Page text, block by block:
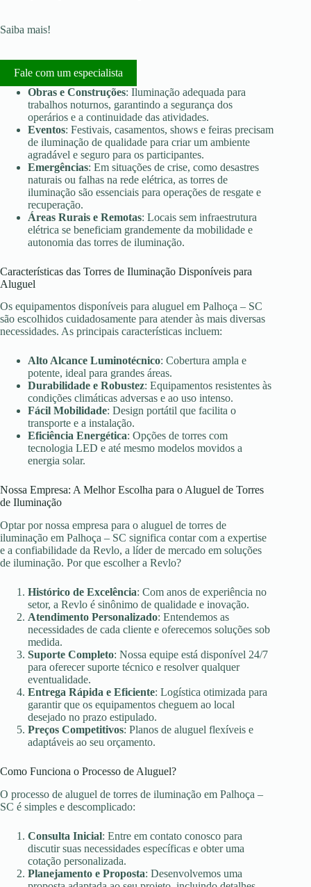
Saiba mais!
Fale com um especialista
Obras e Construções: Iluminação adequada para
trabalhos noturnos, garantindo a segurança dos
operários e a continuidade das atividades.
Eventos: Festivais, casamentos, shows e feiras precisam
de iluminação de qualidade para criar um ambiente
agradável e seguro para os participantes.
Emergências: Em situações de crise, como desastres
naturais ou falhas na rede elétrica, as torres de
iluminação são essenciais para operações de resgate e
recuperação.
Áreas Rurais e Remotas: Locais sem infraestrutura
elétrica se beneficiam grandemente da mobilidade e
autonomia das torres de iluminação.
Características das Torres de Iluminação Disponíveis para
Aluguel
Os equipamentos disponíveis para aluguel em Palhoça – SC
são escolhidos cuidadosamente para atender às mais diversas
necessidades. As principais características incluem:
Alto Alcance Luminotécnico: Cobertura ampla e
potente, ideal para grandes áreas.
Durabilidade e Robustez: Equipamentos resistentes às
condições climáticas adversas e ao uso intenso.
Fácil Mobilidade: Design portátil que facilita o
transporte e a instalação.
Eficiência Energética: Opções de torres com
tecnologia LED e até mesmo modelos movidos a
energia solar.
Nossa Empresa: A Melhor Escolha para o Aluguel de Torres
de Iluminação
Optar por nossa empresa para o aluguel de torres de
iluminação em Palhoça – SC significa contar com a expertise
e a confiabilidade da Revlo, a líder de mercado em soluções
de iluminação. Por que escolher a Revlo?
Histórico de Excelência: Com anos de experiência no
setor, a Revlo é sinônimo de qualidade e inovação.
Atendimento Personalizado: Entendemos as
necessidades de cada cliente e oferecemos soluções sob
medida.
Suporte Completo: Nossa equipe está disponível 24/7
para oferecer suporte técnico e resolver qualquer
eventualidade.
Entrega Rápida e Eficiente: Logística otimizada para
garantir que os equipamentos cheguem ao local
desejado no prazo estipulado.
Preços Competitivos: Planos de aluguel flexíveis e
adaptáveis ao seu orçamento.
Como Funciona o Processo de Aluguel?
O processo de aluguel de torres de iluminação em Palhoça –
SC é simples e descomplicado:
Consulta Inicial: Entre em contato conosco para
discutir suas necessidades específicas e obter uma
cotação personalizada.
Planejamento e Proposta: Desenvolvemos uma